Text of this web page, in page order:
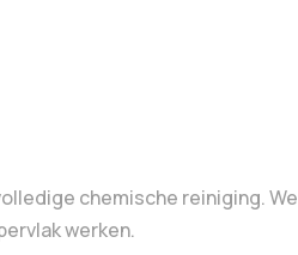
chemische reiniging. We
werken.